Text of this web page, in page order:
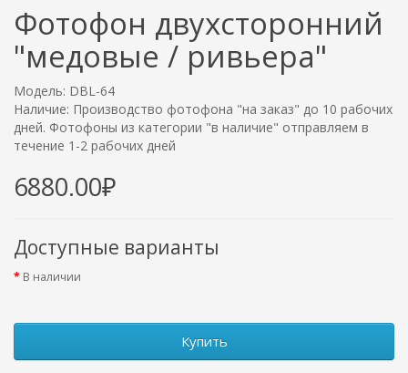
Фотофон двухсторонний
"медовые / ривьера"
Модель: DBL-64
Наличие: Производство фотофона "на заказ" до 10 рабочих
дней. Фотофоны из категории "в наличие" отправляем в
течение 1-2 рабочих дней
6880.00₽
Доступные варианты
В наличии
Купить